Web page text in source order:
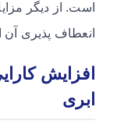
است. از دیگر
انعطاف پذیری آن
افزایش
ابری